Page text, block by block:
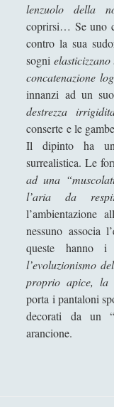
e
r
o
o
k
b
e
Contenuti
► Antologia
► Filosofia (799)
► Saggi (72)
► Scienza (84)
► Storia(144)
► Random(28)
► Ironia (7)
► Un Po’ Di
► Attualità(12)
► Azione Filosofica
lenzuolo della
coprirsi… Se uno
contro la sua
sogni
concatenazione
innanzi ad un
destrezza
conserte e le
Il dipinto ha
surrealistica. Le
ad una
l’aria da
l’ambientazione
nessuno associa
queste
l’evoluzionismo
proprio apice, la
porta i pantaloni
decorati da un
arancione.